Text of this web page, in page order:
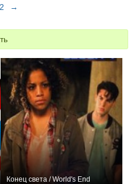
2 →
Конец света / World's End